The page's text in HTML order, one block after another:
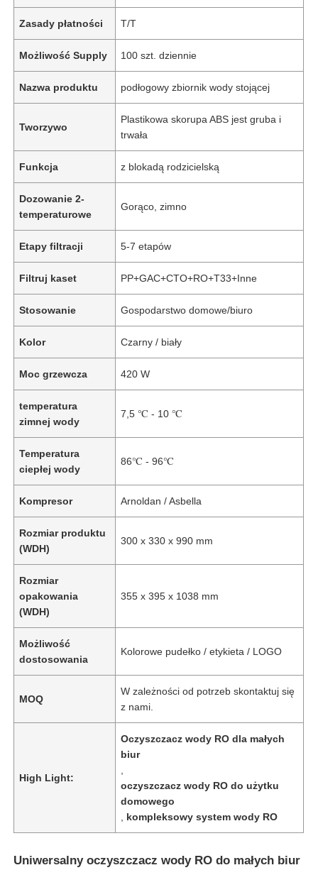
Produkty
Filmy
Wycieczka po fabryce
Zasady płatności T/T
Możliwość Supply 100 szt. dziennie
Nazwa produktu podłogowy zbiornik wody stojącej
Tworzywo
Plastikowa skorupa ABS jest gruba i
trwała
Funkcja z blokadą rodzicielską
Dozowanie 2-
temperaturowe
Gorąco, zimno
Etapy filtracji 5-7 etapów
Filtruj kaset PP+GAC+CTO+RO+T33+Inne
Stosowanie Gospodarstwo domowe/biuro
Kolor Czarny / biały
Moc grzewcza 420 W
temperatura
zimnej wody
7,5 ℃ - 10 ℃
Temperatura
ciepłej wody
86℃ - 96℃
Kompresor Arnoldan / Asbella
Rozmiar produktu
(WDH)
300 x 330 x 990 mm
Rozmiar
opakowania
(WDH)
355 x 395 x 1038 mm
Możliwość
dostosowania
Kolorowe pudełko / etykieta / LOGO
MOQ
W zależności od potrzeb skontaktuj się
z nami.
High Light:
Oczyszczacz wody RO dla małych
biur
oczyszczacz wody RO do użytku
domowego
kompleksowy system wody RO
Uniwersalny oczyszczacz wody RO do małych biur